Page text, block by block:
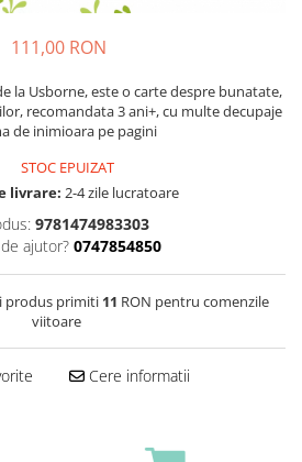
111,00 RON
la Usborne, este o carte despre bunatate,
recomandata 3 ani+, cu multe decupaje
de inimioara pe pagini
STOC EPUIZAT
livrare: 2-4 zile lucratoare
9781474983303
ajutor? 0747854850
produs primiti 11 RON pentru comenzile
viitoare
Cere informatii